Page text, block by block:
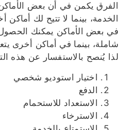
الفرق يكمن في أن بعض
الخدمة، بينما لا تتيح لك
في بعض الأماكن يمكنك
شاملة، بينما في أماكن أخرى
لذا يُنصح بالاستفسار عن هذه
اختيار استوديو شخصي
الدفع
الاستعداد للاستحمام
الاسترخاء